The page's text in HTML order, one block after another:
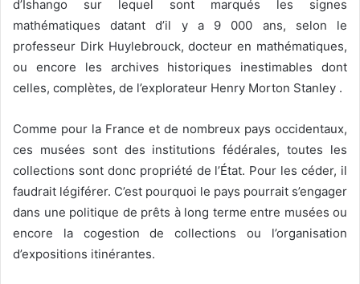
d’Ishango sur lequel sont marqués les signes
mathématiques datant d’il y a 9 000 ans, selon le
professeur Dirk Huylebrouck, docteur en mathématiques,
ou encore les archives historiques inestimables dont
celles, complètes, de l’explorateur Henry Morton Stanley .
Comme pour la France et de nombreux pays occidentaux,
ces musées sont des institutions fédérales, toutes les
collections sont donc propriété de l’État. Pour les céder, il
faudrait légiférer. C’est pourquoi le pays pourrait s’engager
dans une politique de prêts à long terme entre musées ou
encore la cogestion de collections ou l’organisation
d’expositions itinérantes.